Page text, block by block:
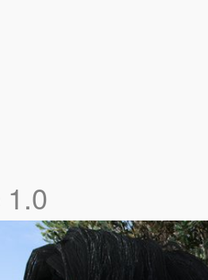
1.0